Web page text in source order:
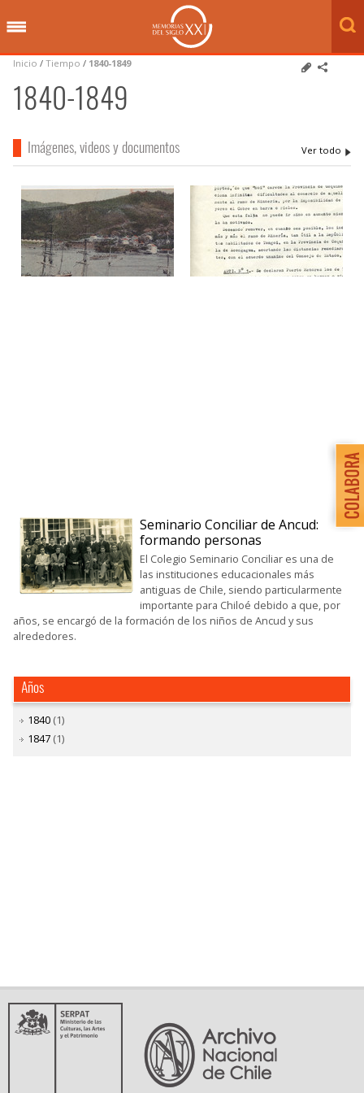
Inicio / Tiempo / 1840-1849
1840-1849
Imágenes, videos y documentos
Seminario Conciliar de Ancud:
formando personas
El Colegio Seminario Conciliar es una de
las instituciones educacionales más
antiguas de Chile, siendo particularmente
importante para Chiloé debido a que, por
años, se encargó de la formación de los niños de Ancud y sus
alrededores.
Años
1840 (1)
1847 (1)